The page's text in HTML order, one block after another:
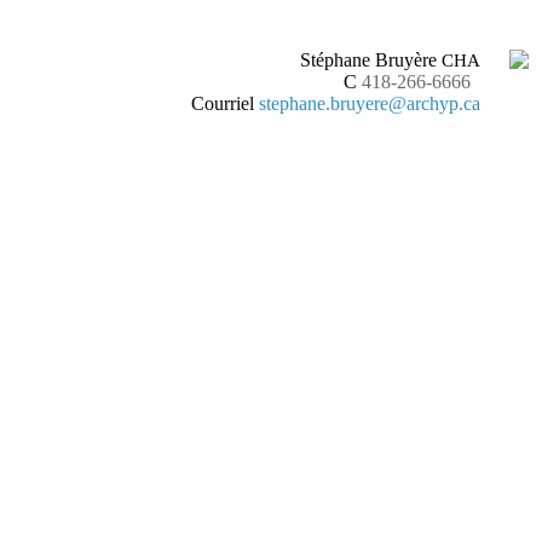
Stéphane Bruyère CHA
C 418-266-6666
Courriel stephane.bruyere@archyp.ca